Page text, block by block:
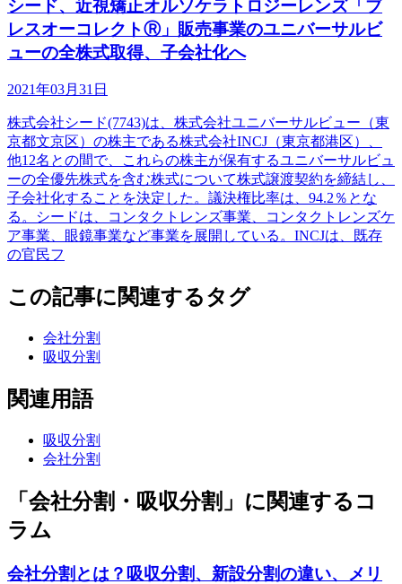
シード、近視矯正オルソケラトロジーレンズ「ブ
レスオーコレクトⓇ」販売事業のユニバーサルビ
ューの全株式取得、子会社化へ
2021年03月31日
株式会社シード(7743)は、株式会社ユニバーサルビュー（東
京都文京区）の株主である株式会社INCJ（東京都港区）、
他12名との間で、これらの株主が保有するユニバーサルビュ
ーの全優先株式を含む株式について株式譲渡契約を締結し、
子会社化することを決定した。議決権比率は、94.2％とな
る。シードは、コンタクトレンズ事業、コンタクトレンズケ
ア事業、眼鏡事業など事業を展開している。INCJは、既存
の官民フ
この記事に関連するタグ
会社分割
吸収分割
関連用語
吸収分割
会社分割
「会社分割・吸収分割」に関連するコ
ラム
会社分割とは？吸収分割、新設分割の違い、メリ